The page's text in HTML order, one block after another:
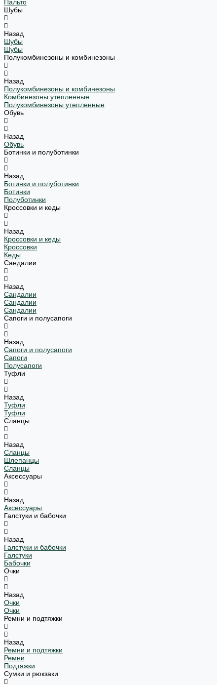
Пальто
Шубы
Назад
Шубы
Шубы
Полукомбинезоны и комбинезоны
Назад
Полукомбинезоны и комбинезоны
Комбинезоны утепленные
Полукомбинезоны утепленные
Обувь
Назад
Обувь
Ботинки и полуботинки
Назад
Ботинки и полуботинки
Ботинки
Полуботинки
Кроссовки и кеды
Назад
Кроссовки и кеды
Кроссовки
Кеды
Сандалии
Назад
Сандалии
Сандалии
Сандалии
Сапоги и полусапоги
Назад
Сапоги и полусапоги
Сапоги
Полусапоги
Туфли
Назад
Туфли
Туфли
Сланцы
Назад
Сланцы
Шлепанцы
Сланцы
Аксессуары
Назад
Аксессуары
Галстуки и бабочки
Назад
Галстуки и бабочки
Галстуки
Бабочки
Очки
Назад
Очки
Очки
Ремни и подтяжки
Назад
Ремни и подтяжки
Ремни
Подтяжки
Сумки и рюкзаки